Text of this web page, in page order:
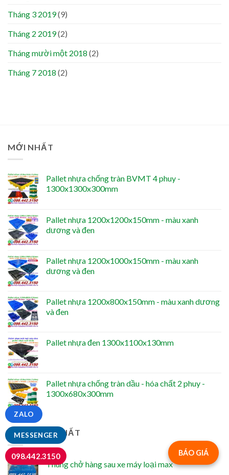
Tháng 3 2019(9)
Tháng 2 2019(2)
Tháng mười một 2018 (2)
Tháng 7 2018 (2)
MỚI NHẤT
Pallet nhựa chống tràn BVMT 4 phuy -
1300x1300x300mm
Pallet nhựa 1200x1200x150mm - màu xanh
dương và đen
Pallet nhựa 1200x1000x150mm - màu xanh
dương và đen
Pallet nhựa 1200x800x150mm - màu xanh dương
và đen
Pallet nhựa đen 1300x1100x130mm
Pallet nhựa chống tràn dầu - hóa chất 2 phuy -
1300x680x300mm
BÁN CHẠY NHẤT
Thùng chở hàng sau xe máy loại max
BÁO GIÁ
MESSENGER
ZALO
098.442.3150